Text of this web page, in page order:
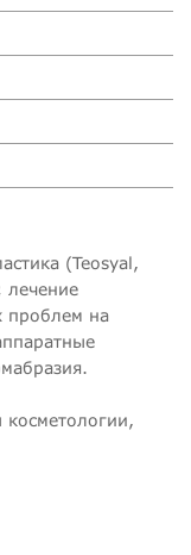
(Teosyal,
лечение
проблем на
косметологии,